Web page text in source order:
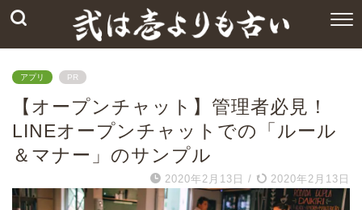
アプリ PR
【オープンチャット】管理者必見！
LINEオープンチャットでの「ルール
＆マナー」のサンプル
2020年2月13日 / 2020年2月13日